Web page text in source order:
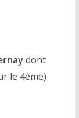
dont
le 4ème)